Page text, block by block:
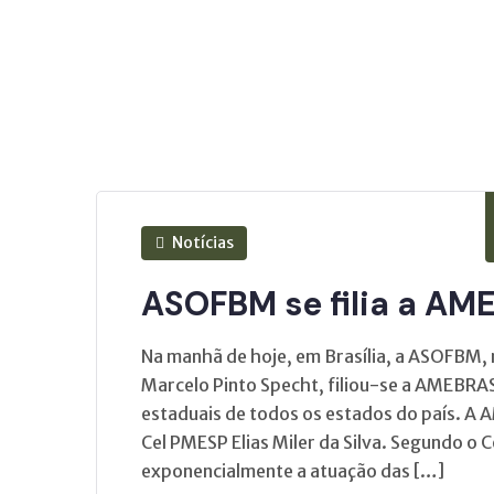
Notícias
ASOFBM se filia a
Na manhã de hoje, em Brasília, a
Marcelo Pinto Specht, filiou-se a
estaduais de todos os estados do país. A
Cel PMESP Elias Miler da Silva. Segundo
exponencialmente a atuação das […]